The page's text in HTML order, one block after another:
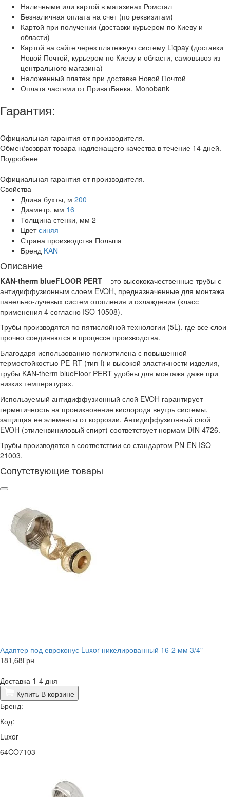
Наличными или картой в магазинах Ромстал
Безналичная оплата на счет (по реквизитам)
Картой при получении (доставки курьером по Киеву и
области)
Картой на сайте через платежную систему Liqpay (доставки
Новой Почтой, курьером по Киеву и области, самовывоз из
центрального магазина)
Наложенный платеж при доставке Новой Почтой
Оплата частями от ПриватБанка, Monobank
Гарантия:
Официальная гарантия от производителя.
Обмен/возврат товара надлежащего качества в течение 14 дней.
Подробнее
Официальная гарантия от производителя.
Свойства
Длина бухты, м 200
Диаметр, мм 16
Толщина стенки, мм 2
Цвет синяя
Страна производства Польша
Бренд KAN
Описание
KAN-therm blueFLOOR PERT – это высококачественные трубы с
антидиффузионным слоем EVOH, предназначенные для монтажа
панельно-лучевых систем отопления и охлаждения (класс
применения 4 согласно ISO 10508).
Трубы производятся по пятислойной технологии (5L), где все слои
прочно соединяются в процессе производства.
Благодаря использованию полиэтилена с повышенной
термостойкостью PE-RT (тип I) и высокой эластичности изделия,
трубы KAN-therm blueFloor PERT удобны для монтажа даже при
низких температурах.
Используемый антидиффузионный слой EVOH гарантирует
герметичность на проникновение кислорода внутрь системы,
защищая ее элементы от коррозии. Антидиффузионный слой
EVOH (этиленвиниловый спирт) соответствует нормам DIN 4726.
Трубы производятся в соответствии со стандартом PN-EN ISO
21003.
Сопутствующие товары
Адаптер под евроконус Luxor никелированный 16-2 мм 3/4"
181,68Грн
Доставка 1-4 дня
Купить В корзине
Бренд:
Код:
Luxor
64CO7103